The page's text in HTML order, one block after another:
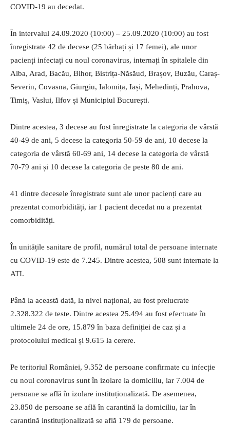
COVID-19 au decedat.
În intervalul 24.09.2020 (10:00) – 25.09.2020 (10:00) au fost
înregistrate 42 de decese (25 bărbați și 17 femei), ale unor
pacienți infectați cu noul coronavirus, internați în spitalele din
Alba, Arad, Bacău, Bihor, Bistrița-Năsăud, Brașov, Buzău, Caraș-
Severin, Covasna, Giurgiu, Ialomița, Iași, Mehedinți, Prahova,
Timiș, Vaslui, Ilfov și Municipiul București.
Dintre acestea, 3 decese au fost înregistrate la categoria de vârstă
40-49 de ani, 5 decese la categoria 50-59 de ani, 10 decese la
categoria de vârstă 60-69 ani, 14 decese la categoria de vârstă
70-79 ani și 10 decese la categoria de peste 80 de ani.
41 dintre decesele înregistrate sunt ale unor pacienți care au
prezentat comorbidități, iar 1 pacient decedat nu a prezentat
comorbidități.
În unitățile sanitare de profil, numărul total de persoane internate
cu COVID-19 este de 7.245. Dintre acestea, 508 sunt internate la
ATI.
Până la această dată, la nivel național, au fost prelucrate
2.328.322 de teste. Dintre acestea 25.494 au fost efectuate în
ultimele 24 de ore, 15.879 în baza definiției de caz și a
protocolului medical și 9.615 la cerere.
Pe teritoriul României, 9.352 de persoane confirmate cu infecție
cu noul coronavirus sunt în izolare la domiciliu, iar 7.004 de
persoane se află în izolare instituționalizată. De asemenea,
23.850 de persoane se află în carantină la domiciliu, iar în
carantină instituționalizată se află 179 de persoane.